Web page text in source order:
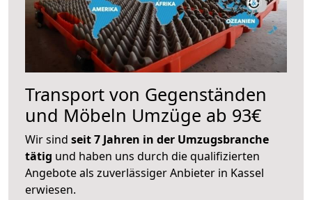
Transport von Gegenständen
und Möbeln Umzüge ab 93€
Wir sind seit 7 Jahren in der Umzugsbranche
tätig und haben uns durch die qualifizierten
Angebote als zuverlässiger Anbieter in Kassel
erwiesen.